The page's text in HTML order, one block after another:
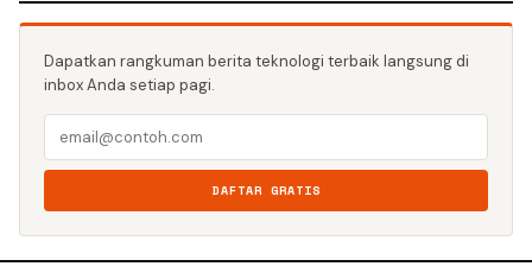
Dapatkan rangkuman berita teknologi terbaik langsung di
inbox Anda setiap pagi.
DAFTAR GRATIS